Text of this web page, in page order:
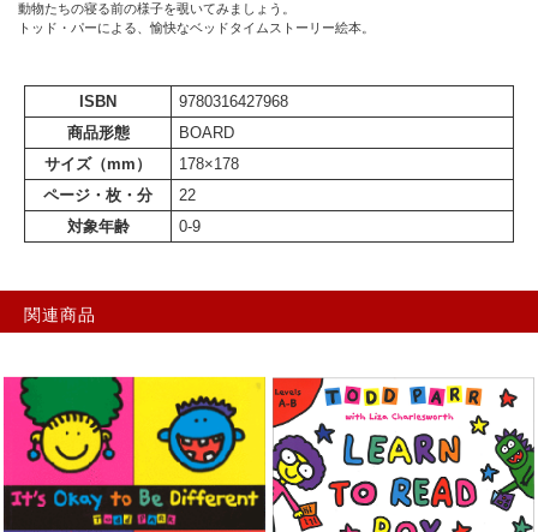
動物たちの寝る前の様子を覗いてみましょう。
トッド・パーによる、愉快なベッドタイムストーリー絵本。
ISBN
9780316427968
商品形態
BOARD
サイズ（mm）
178×178
ページ・枚・分
22
対象年齢
0-9
関連商品